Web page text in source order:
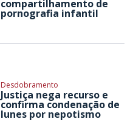
compartilhamento de
pornografia infantil
Desdobramento
Justiça nega recurso e
confirma condenação de
Iunes por nepotismo